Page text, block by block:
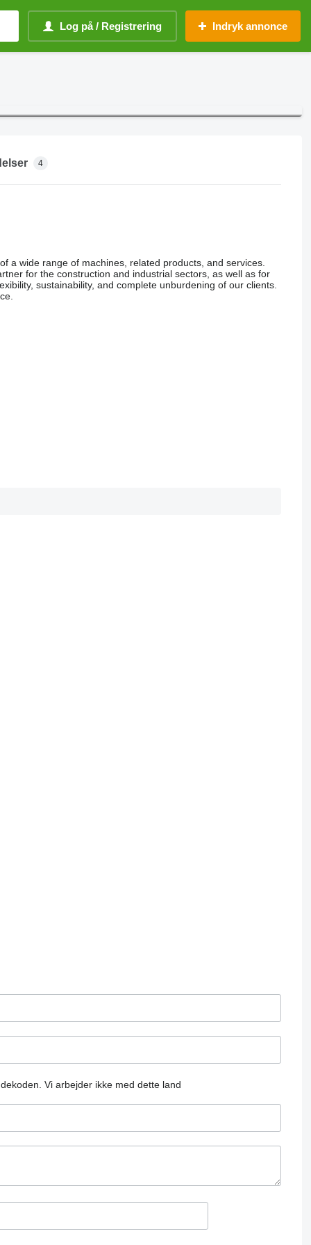
Log på / Registrering Indryk annonce
4
a wide range of machines, related products, and services.
for the construction and industrial sectors, as well as for
sustainability, and complete unburdening of our clients.
Vi arbejder ikke med dette land